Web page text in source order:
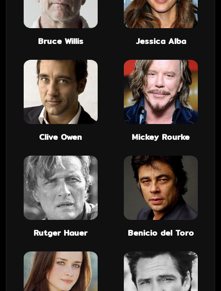
Bruce Willis Jessica Alba
Clive Owen Mickey Rourke
Rutger Hauer Benicio del Toro